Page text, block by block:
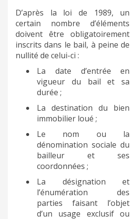
D’après la loi de 1989, un
certain nombre d’éléments
doivent être obligatoirement
inscrits dans le bail, à peine de
nullité de celui-ci :
La date d’entrée en
vigueur du bail et sa
durée ;
La destination du bien
immobilier loué ;
Le nom ou la
dénomination sociale du
bailleur et ses
coordonnées ;
La désignation et
l’énumération des
parties faisant l’objet
d’un usage exclusif ou